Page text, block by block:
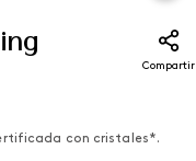
Compartir
con cristales*.